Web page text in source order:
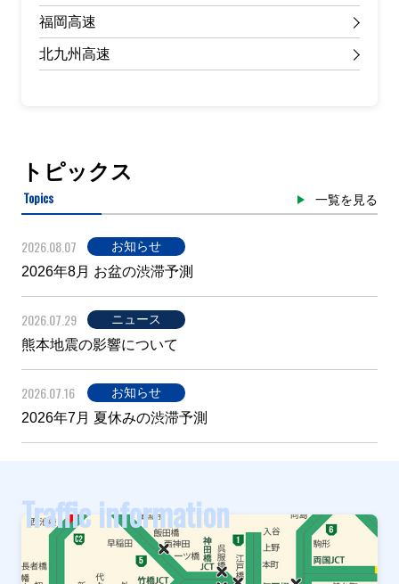
福岡高速
北九州高速
トピックス
Topics 一覧を見る
2026.08.07 お知らせ
2026年8月 お盆の渋滞予測
2026.07.29 ニュース
熊本地震の影響について
2026.07.16 お知らせ
2026年7月 夏休みの渋滞予測
Traffic information